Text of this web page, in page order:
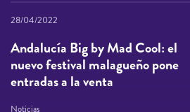
28/04/2022
Andalucía Big by Mad Cool: el
nuevo festival malagueño pone
entradas a la venta